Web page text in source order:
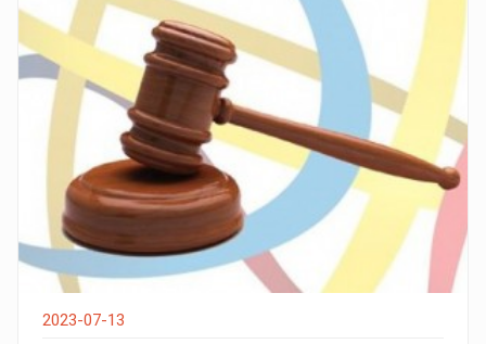
2023-07-13